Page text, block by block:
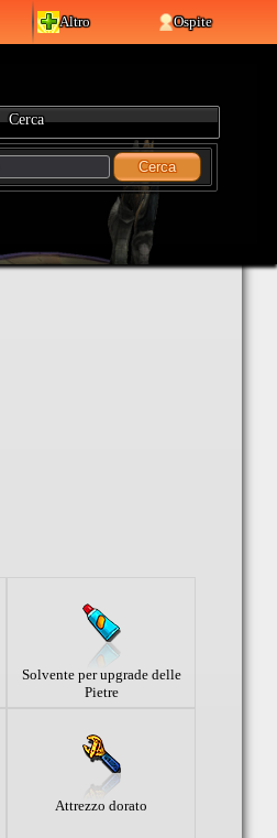
Altro Ospite
Cerca
Cerca
Solvente per upgrade delle
Pietre
Attrezzo dorato